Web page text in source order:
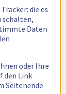
die es
schalten,
Daten
oder Ihre
den Link
Seitenende